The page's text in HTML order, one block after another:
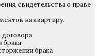
свидетельства о праве
на квартиру.
договора
брака
брака